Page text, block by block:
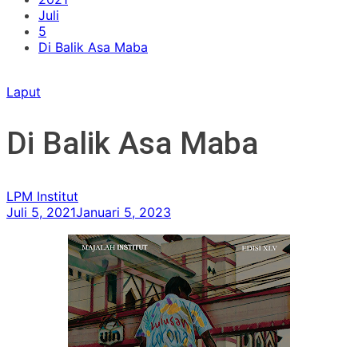
Juli
5
Di Balik Asa Maba
Laput
Di Balik Asa Maba
LPM Institut
Juli 5, 2021Januari 5, 2023